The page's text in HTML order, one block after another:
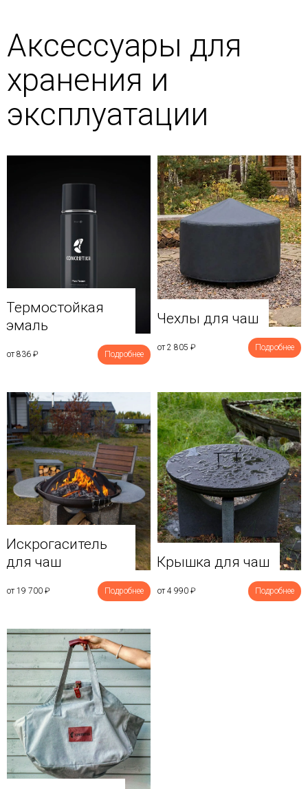
Аксессуары для
хранения и
эксплуатации
Термостойкая
эмаль
от 836 ₽ Подробнее
Чехлы для чаш
от 2 805 ₽ Подробнее
Искрогаситель
для чаш
от 19 700 ₽ Подробнее
Крышка для чаш
от 4 990 ₽ Подробнее